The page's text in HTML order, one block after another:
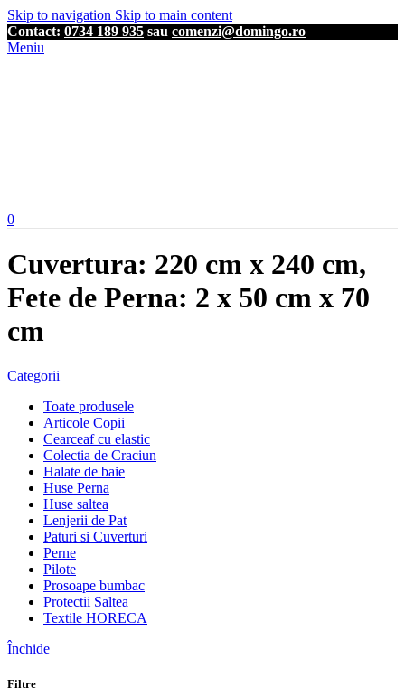
Skip to navigation Skip to main content
Contact: 0734 189 935 sau comenzi@domingo.ro
Meniu
0
Cuvertura: 220 cm x 240 cm,
Fete de Perna: 2 x 50 cm x 70
cm
Categorii
Toate produsele
Articole Copii
Cearceaf cu elastic
Colectia de Craciun
Halate de baie
Huse Perna
Huse saltea
Lenjerii de Pat
Paturi si Cuverturi
Perne
Pilote
Prosoape bumbac
Protectii Saltea
Textile HORECA
Închide
Filtre